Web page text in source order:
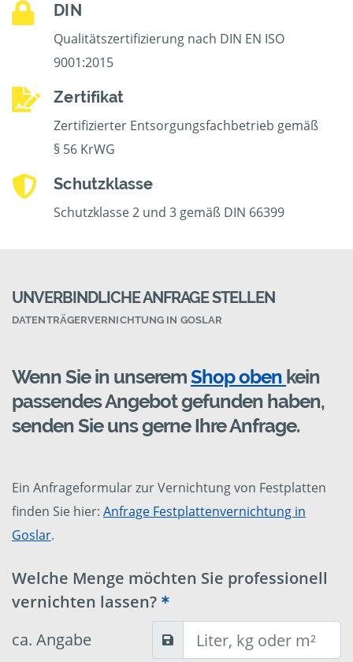
DIN
Qualitätszertifizierung nach DIN EN ISO
9001:2015
Zertifikat
Zertifizierter Entsorgungsfachbetrieb gemäß
§ 56 KrWG
Schutzklasse
Schutzklasse 2 und 3 gemäß DIN 66399
UNVERBINDLICHE ANFRAGE STELLEN
DATENTRÄGERVERNICHTUNG IN GOSLAR
Wenn Sie in unseremShop oben kein
passendes Angebot gefunden haben,
senden Sie uns gerne Ihre Anfrage.
Ein Anfrageformular zur Vernichtung von Festplatten
finden Sie hier: Anfrage Festplattenvernichtung in
Goslar.
Welche Menge möchten Sie professionell
vernichten lassen?
ca. Angabe